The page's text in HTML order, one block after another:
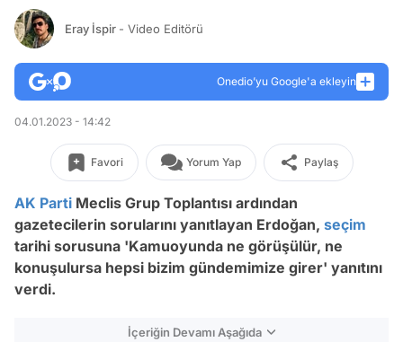
Eray İspir - Video Editörü
Onedio’yu Google'a ekleyin
04.01.2023 - 14:42
Favori Yorum Yap Paylaş
AK Parti Meclis Grup Toplantısı ardından
gazetecilerin sorularını yanıtlayan Erdoğan, seçim
tarihi sorusuna 'Kamuoyunda ne görüşülür, ne
konuşulursa hepsi bizim gündemimize girer' yanıtını
verdi.
İçeriğin Devamı Aşağıda